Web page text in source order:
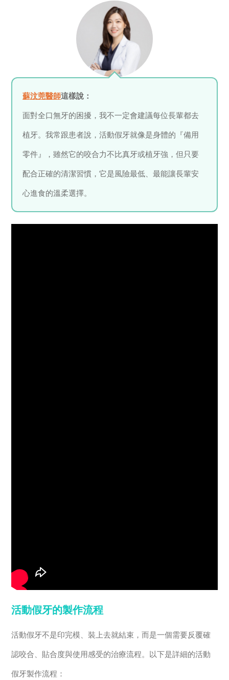
蘇汶莞醫師這樣說：
面對全口無牙的困擾，我不一定會建議每位長輩都去
植牙。我常跟患者說，活動假牙就像是身體的『備用
零件』，雖然它的咬合力不比真牙或植牙強，但只要
配合正確的清潔習慣，它是風險最低、最能讓長輩安
心進食的溫柔選擇。
活動假牙的製作流程
活動假牙不是印完模、裝上去就結束，而是一個需要反覆確
認咬合、貼合度與使用感受的治療流程。以下是詳細的活動
假牙製作流程：